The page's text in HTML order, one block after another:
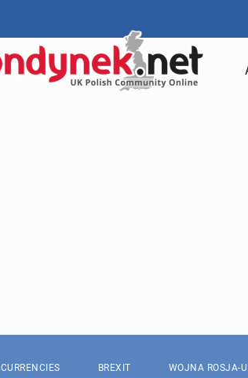
CURRENCIES BREXIT WOJNA ROSJA-